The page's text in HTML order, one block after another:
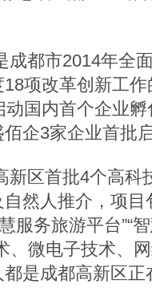
成都市2014年全
项改革创新工
国内首个企业
企3家企业首批
新区首批4个高科
然人推介，项目
服务旅游平台”“
、微电子技术、
是成都高新区